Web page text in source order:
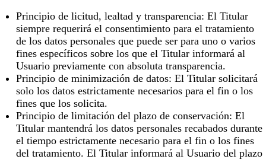
Principio de licitud, lealtad y transparencia: El Titular
siempre requerirá el consentimiento para el tratamiento
de los datos personales que puede ser para uno o varios
fines específicos sobre los que el Titular informará al
Usuario previamente con absoluta transparencia.
Principio de minimización de datos: El Titular solicitará
solo los datos estrictamente necesarios para el fin o los
fines que los solicita.
Principio de limitación del plazo de conservación: El
Titular mantendrá los datos personales recabados durante
el tiempo estrictamente necesario para el fin o los fines
del tratamiento. El Titular informará al Usuario del plazo